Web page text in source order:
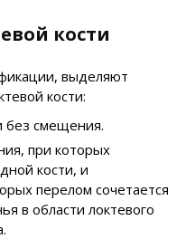
кости
выделяют
кости:
смещения.
при которых
кости, и
перелом сочетается
в области локтевого